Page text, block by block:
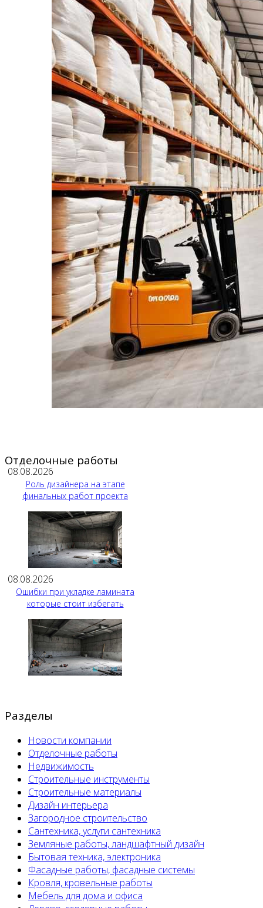
Отделочные работы
08.08.2026
Роль дизайнера на этапе
финальных работ проекта
08.08.2026
Ошибки при укладке ламината
которые стоит избегать
Разделы
Новости компании
Отделочные работы
Недвижимость
Строительные инструменты
Строительные материалы
Дизайн интерьера
Загородное строительство
Сантехника, услуги сантехника
Земляные работы, ландшафтный дизайн
Бытовая техника, электроника
Фасадные работы, фасадные системы
Кровля, кровельные работы
Мебель для дома и офиса